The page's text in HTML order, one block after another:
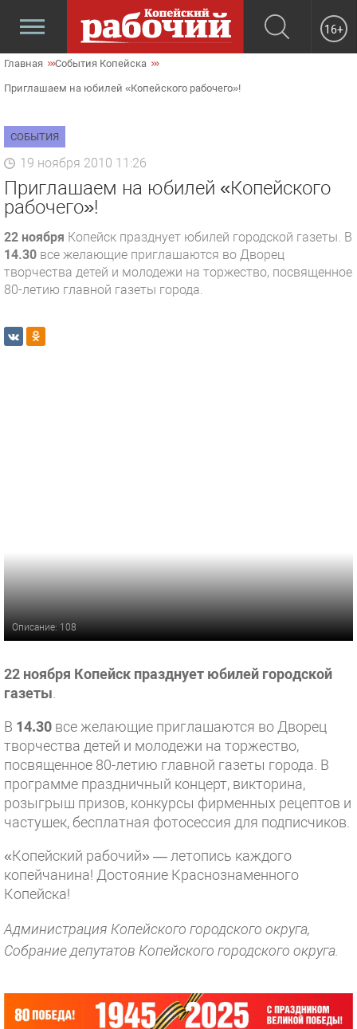
16+
Главная События Копейска
Приглашаем на юбилей «Копейского рабочего»!
СОБЫТИЯ
19 ноября 2010 11:26
Приглашаем на юбилей «Копейского
рабочего»!
22 ноября Копейск празднует юбилей городской газеты. В
14.30 все желающие приглашаются во Дворец
творчества детей и молодежи на торжество, посвященное
80-летию главной газеты города.
Описание: 108
22 ноября Копейск празднует юбилей городской
газеты
В 14.30 все желающие приглашаются во Дворец
творчества детей и молодежи на торжество,
посвященное 80-летию главной газеты города. В
программе праздничный концерт, викторина,
розыгрыш призов, конкурсы фирменных рецептов и
частушек, бесплатная фотосессия для подписчиков.
«Копейский рабочий» — летопись каждого
копейчанина! Достояние Краснознаменного
Копейска!
Администрация Копейского городского округа,
Собрание депутатов Копейского городского округа.